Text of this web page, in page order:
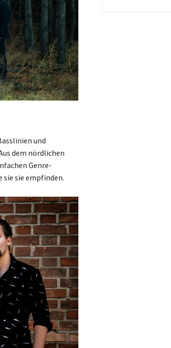
und
dem nördlichen
Genre-
sie sie empfinden.